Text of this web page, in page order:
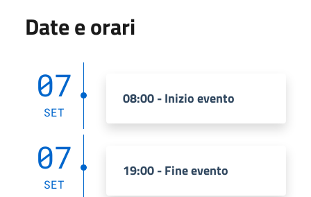
Date e orari
07
SET
08:00 - Inizio evento
07
SET
19:00 - Fine evento